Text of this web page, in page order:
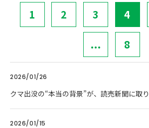
1 2 3 4
... 8
2026/01/26
クマ出没の“本当の背景”が、読売新聞に取
2026/01/15